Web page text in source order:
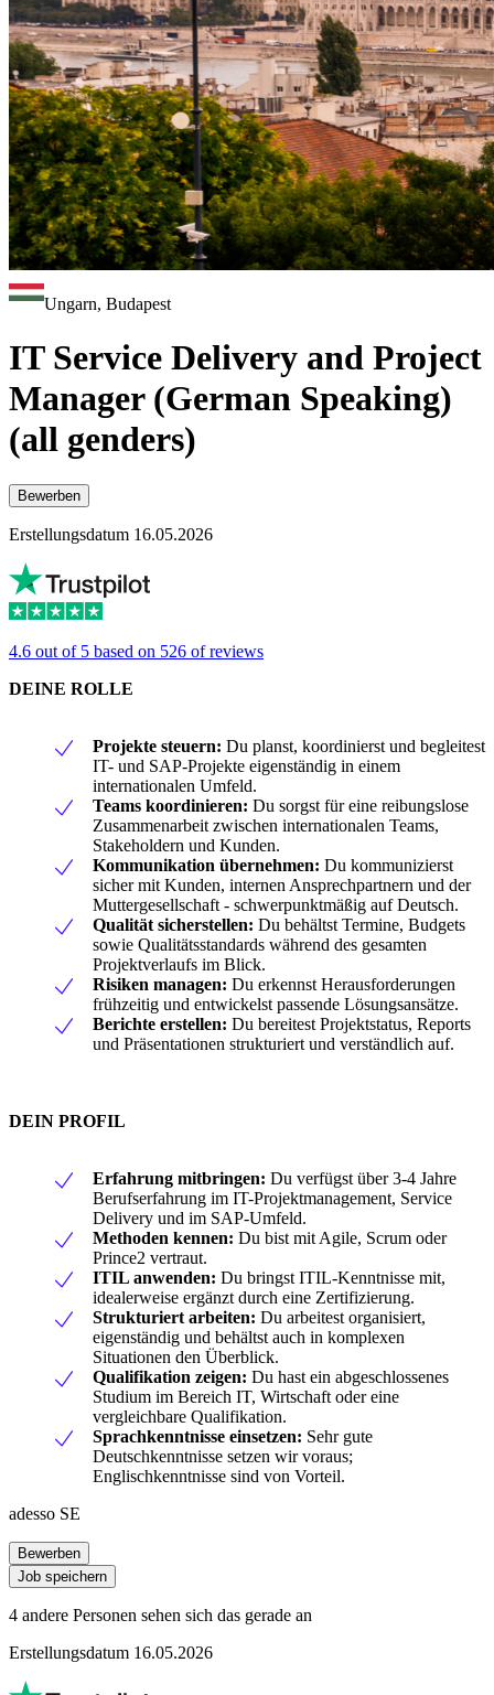
Ungarn, Budapest
IT Service Delivery and Project
Manager (German Speaking)
(all genders)
Bewerben
Erstellungsdatum 16.05.2026
4.6 out of 5 based on 526 of reviews
DEINE ROLLE
Projekte steuern: Du planst, koordinierst und begleitest
IT- und SAP-Projekte eigenständig in einem
internationalen Umfeld.
Teams koordinieren: Du sorgst für eine reibungslose
Zusammenarbeit zwischen internationalen Teams,
Stakeholdern und Kunden.
Kommunikation übernehmen: Du kommunizierst
sicher mit Kunden, internen Ansprechpartnern und der
Muttergesellschaft - schwerpunktmäßig auf Deutsch.
Qualität sicherstellen: Du behältst Termine, Budgets
sowie Qualitätsstandards während des gesamten
Projektverlaufs im Blick.
Risiken managen: Du erkennst Herausforderungen
frühzeitig und entwickelst passende Lösungsansätze.
Berichte erstellen: Du bereitest Projektstatus, Reports
und Präsentationen strukturiert und verständlich auf.
DEIN PROFIL
Erfahrung mitbringen: Du verfügst über 3-4 Jahre
Berufserfahrung im IT-Projektmanagement, Service
Delivery und im SAP-Umfeld.
Methoden kennen: Du bist mit Agile, Scrum oder
Prince2 vertraut.
ITIL anwenden: Du bringst ITIL-Kenntnisse mit,
idealerweise ergänzt durch eine Zertifizierung.
Strukturiert arbeiten: Du arbeitest organisiert,
eigenständig und behältst auch in komplexen
Situationen den Überblick.
Qualifikation zeigen: Du hast ein abgeschlossenes
Studium im Bereich IT, Wirtschaft oder eine
vergleichbare Qualifikation.
Sprachkenntnisse einsetzen: Sehr gute
Deutschkenntnisse setzen wir voraus;
Englischkenntnisse sind von Vorteil.
adesso SE
Bewerben
Job speichern
4 andere Personen sehen sich das gerade an
Erstellungsdatum 16.05.2026